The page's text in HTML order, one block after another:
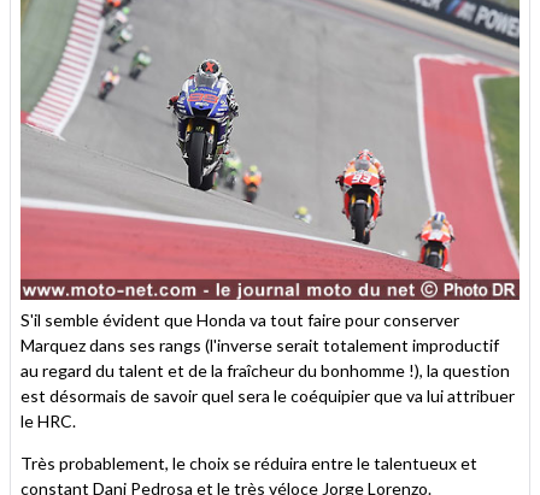
S'il semble évident que Honda va tout faire pour conserver
Marquez dans ses rangs (l'inverse serait totalement improductif
au regard du talent et de la fraîcheur du bonhomme !), la question
est désormais de savoir quel sera le coéquipier que va lui attribuer
le HRC.
Très probablement, le choix se réduira entre le talentueux et
constant Dani Pedrosa et le très véloce Jorge Lorenzo.